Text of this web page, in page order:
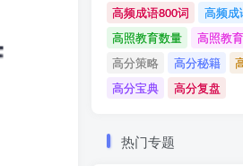
高频成语800词
高频成
高照教育数量
高照教育
高分策略
高分秘籍
高分宝典
高分复盘
热门专题